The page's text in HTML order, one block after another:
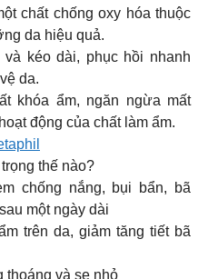
chất chống oxy hóa thuộc
da hiệu quả.
kéo dài, phục hồi nhanh
da.
khóa ẩm, ngăn ngừa mất
động của chất làm ẩm.
thế nào?
chống nắng, bụi bẩn, bã
một ngày dài
trên da, giảm tăng tiết bã
thoáng và se nhỏ